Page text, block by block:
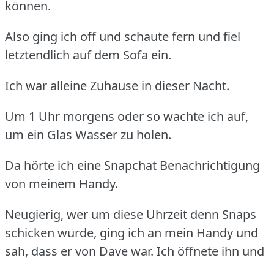
können.
Also ging ich off und schaute fern und fiel
letztendlich auf dem Sofa ein.
Ich war alleine Zuhause in dieser Nacht.
Um 1 Uhr morgens oder so wachte ich auf,
um ein Glas Wasser zu holen.
Da hörte ich eine Snapchat Benachrichtigung
von meinem Handy.
Neugierig, wer um diese Uhrzeit denn Snaps
schicken würde, ging ich an mein Handy und
sah, dass er von Dave war. Ich öffnete ihn und